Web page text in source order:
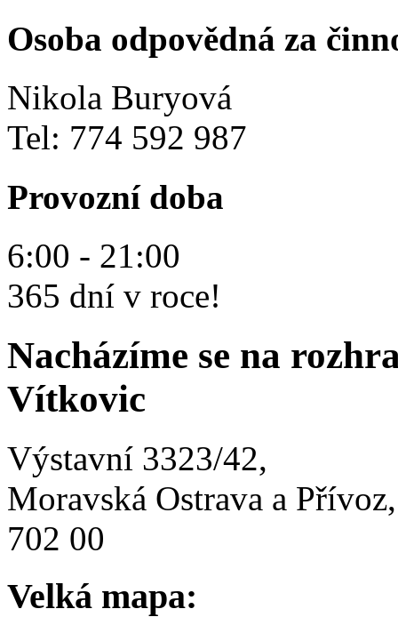
Osoba odpovědná za
Nikola Buryová
Tel: 774 592 987
Provozní doba
6:00 - 21:00
365 dní v roce!
Nacházíme se na
Vítkovic
Výstavní 3323/42,
Moravská Ostrava a Přívoz,
702 00
Velká mapa: